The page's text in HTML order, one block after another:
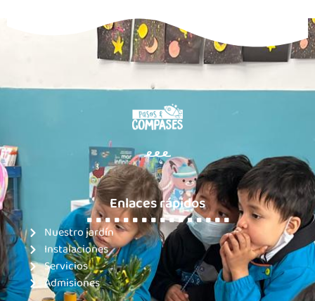
Enlaces rápidos
. . . . . . . . . . . . . . . .
Nuestro jardín
Instalaciones
Servicios
Admisiones